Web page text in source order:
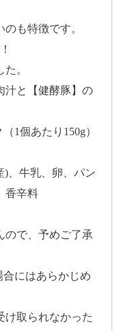
も特徴です。
。
汁と【健酵豚】の
1個あたり150g）
)、牛乳、卵、パン
香辛料
で、予めご了承
にはあらかじめ
取られなかった